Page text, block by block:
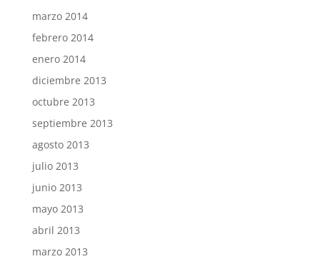
marzo 2014
febrero 2014
enero 2014
diciembre 2013
octubre 2013
septiembre 2013
agosto 2013
julio 2013
junio 2013
mayo 2013
abril 2013
marzo 2013